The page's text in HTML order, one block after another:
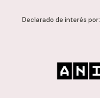
Declarado de interés por: